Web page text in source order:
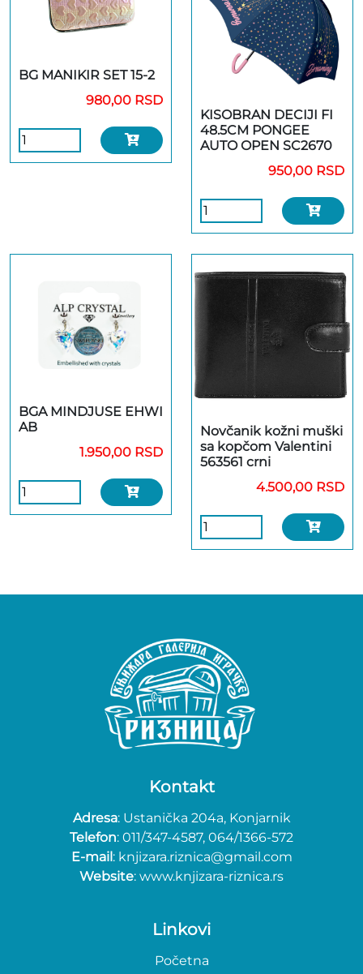
BG MANIKIR SET 15-2
980,00 RSD
KISOBRAN DECIJI FI
48.5CM PONGEE
AUTO OPEN SC2670
950,00 RSD
BGA MINDJUSE EHWI
AB
1.950,00 RSD
Novčanik kožni muški
sa kopčom Valentini
563561 crni
4.500,00 RSD
Kontakt
Adresa: Ustanička 204a, Konjarnik
Telefon: 011/347-4587, 064/1366-572
E-mail: knjizara.riznica@gmail.com
Website: www.knjizara-riznica.rs
Linkovi
Početna